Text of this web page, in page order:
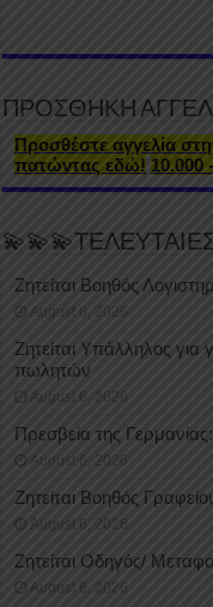
ΠΡΟΣΘΗΚΗ
Προσθέστε αγγελία
πατώντας εδώ! 10.000
Ζητείται Βοηθός
August 6, 2026
Ζητείται Υπάλληλος
πωλητών
August 6, 2026
Πρεσβεία της
August 6, 2026
Ζητείται Βοηθός
August 6, 2026
Ζητείται Οδηγός/
August 6, 2026